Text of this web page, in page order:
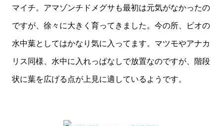
マイチ。アマゾンチドメグサも最初は元気がなかったの
ですが、徐々に大きく育ってきました。今の所、ビオの
水中葉としてはかなり気に入ってます。マツモやアナカ
リス同様、水中に入れっぱなしで放置なのですが、階段
状に葉を広げる点が上見に適しているようです。